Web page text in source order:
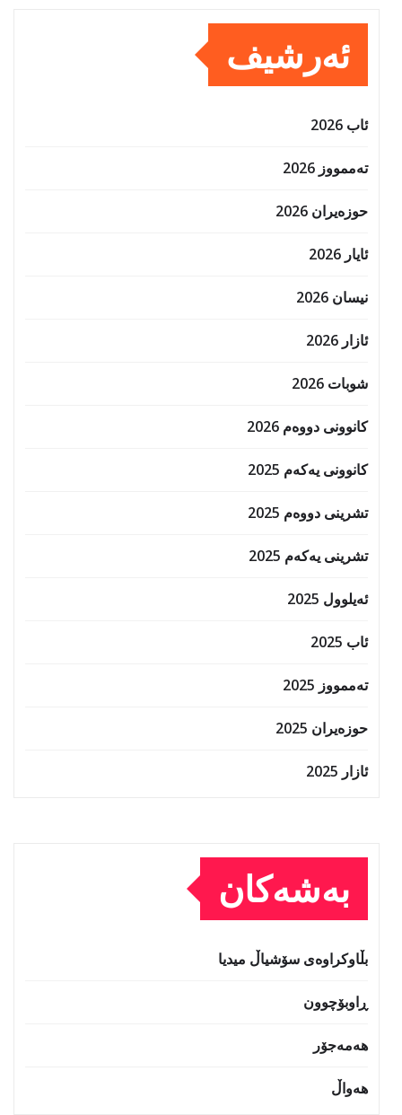
ئەرشیف
ئاب 2026
تەممووز 2026
حوزه‌یران 2026
ئایار 2026
نیسان 2026
ئازار 2026
شوبات 2026
کانوونی دووەم 2026
کانوونی یەکەم 2025
تشرینی دووەم 2025
تشرینی یەکەم 2025
ئەیلوول 2025
ئاب 2025
تەممووز 2025
حوزه‌یران 2025
ئازار 2025
بەشەکان
بڵاوکراوەی سۆشیاڵ میدیا
ڕاوبۆچوون
هەمەجۆر
هەواڵ